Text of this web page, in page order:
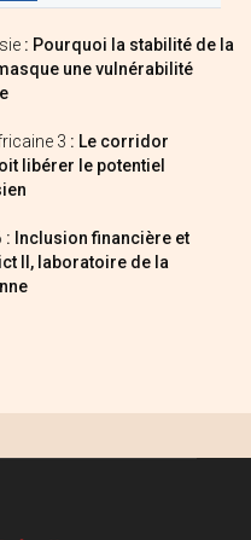
: Pourquoi la stabilité de la
une vulnérabilité
3 : Le corridor
libérer le potentiel
: Inclusion financière et
II, laboratoire de la